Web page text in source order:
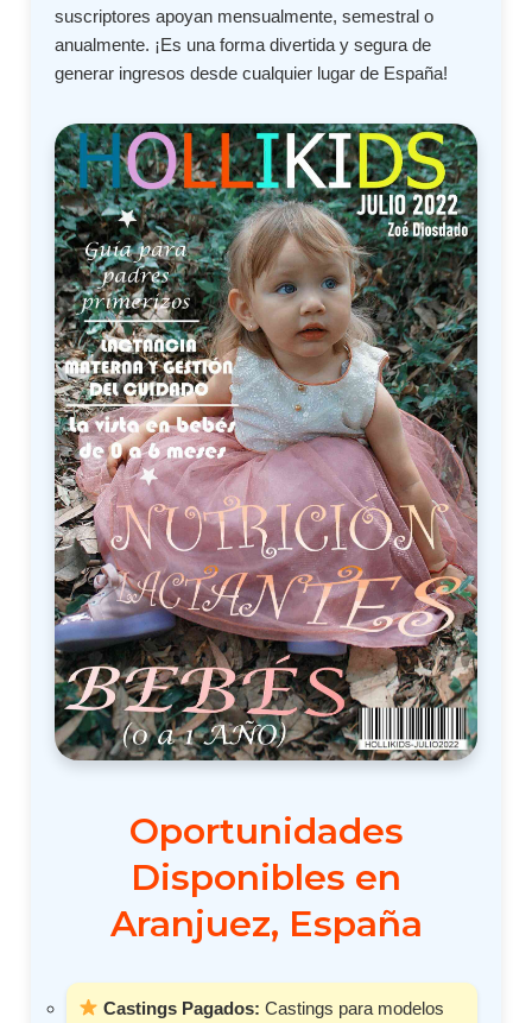
suscriptores apoyan mensualmente, semestral o
anualmente. ¡Es una forma divertida y segura de
generar ingresos desde cualquier lugar de España!
Oportunidades
Disponibles en
Aranjuez, España
Castings Pagados: Castings para modelos